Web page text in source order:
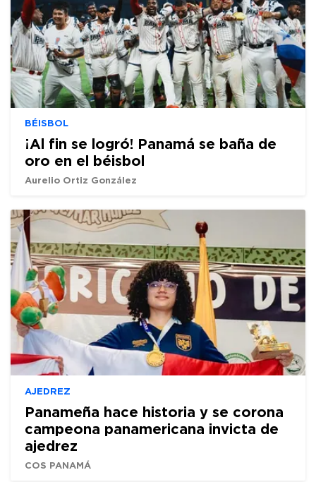
BÉISBOL
¡Al fin se logró! Panamá se baña de
oro en el béisbol
Aurelio Ortiz González
AJEDREZ
Panameña hace historia y se corona
campeona panamericana invicta de
ajedrez
COS PANAMÁ